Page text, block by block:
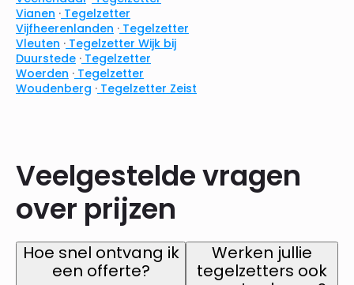
Vianen · Tegelzetter
Vijfheerenlanden · Tegelzetter
Vleuten · Tegelzetter Wijk bij
Duurstede · Tegelzetter
Woerden · Tegelzetter
Woudenberg · Tegelzetter Zeist
Veelgestelde vragen
over prijzen
Hoe snel ontvang ik
een offerte?
Werken jullie
tegelzetters ook